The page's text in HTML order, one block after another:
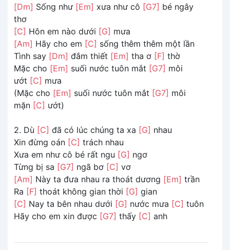
[Dm] Sống như [Em] xưa như cô [G7] bé ngây
thơ
[C] Hôn em nào dưới [G] mưa
[Am] Hãy cho em [C] sống thêm thêm một lần
Tình say [Dm] đắm thiết [Em] tha ơ [F] thờ
Mặc cho [Em] suối nước tuôn mắt [G7] môi
ướt [C] mưa
(Mặc cho [Em] suối nước tuôn mắt [G7] môi
mặn [C] ướt)
2. Dù [C] đã có lúc chúng ta xa [G] nhau
Xin đừng oán [C] trách nhau
Xưa em như cô bé rất ngu [G] ngơ
Từng bị sa [G7] ngã bơ [C] vơ
[Am] Này ta đưa nhau ra thoát dương [Em] trần
Ra [F] thoát không gian thời [G] gian
[C] Nay ta bên nhau dưới [G] nước mưa [C] tuôn
Hãy cho em xin được [G7] thấy [C] anh